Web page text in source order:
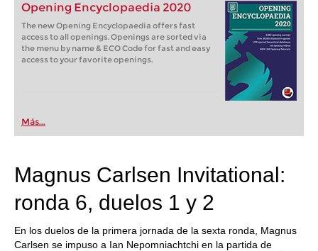
Opening Encyclopaedia 2020
The new Opening Encyclopaedia offers fast
access to all openings. Openings are sorted via
the menu by name & ECO Code for fast and easy
access to your favorite openings.
Más...
Magnus Carlsen Invitational:
ronda 6, duelos 1 y 2
En los duelos de la primera jornada de la sexta ronda, Magnus
Carlsen se impuso a Ian Nepomniachtchi en la partida de